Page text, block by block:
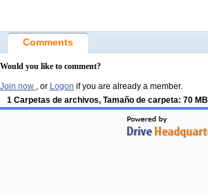
Comments
Would you like to comment?
Join now , or Logon if you are already a member.
1 Carpetas de archivos, Tamaño de carpeta: 70 MB